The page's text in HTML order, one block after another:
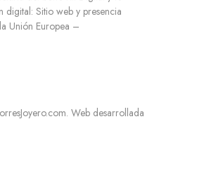
digital: Sitio web y presencia
Unión Europea –
Web desarrollada